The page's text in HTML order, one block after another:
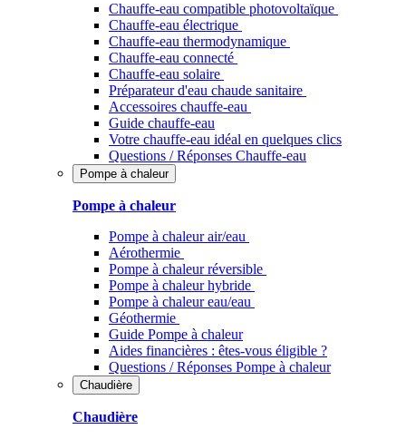
Chauffe-eau compatible photovoltaïque
Chauffe-eau électrique
Chauffe-eau thermodynamique
Chauffe-eau connecté
Chauffe-eau solaire
Préparateur d'eau chaude sanitaire
Accessoires chauffe-eau
Guide chauffe-eau
Votre chauffe-eau idéal en quelques clics
Questions / Réponses Chauffe-eau
Pompe à chaleur
Pompe à chaleur
Pompe à chaleur air/eau
Aérothermie
Pompe à chaleur réversible
Pompe à chaleur hybride
Pompe à chaleur​ eau/eau
Géothermie
Guide Pompe à chaleur
Aides financières : êtes-vous éligible ?
Questions / Réponses Pompe à chaleur
Chaudière
Chaudière